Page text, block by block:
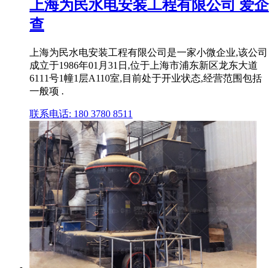
上海为民水电安装工程有限公司 爱企
查
上海为民水电安装工程有限公司是一家小微企业,该公司
成立于1986年01月31日,位于上海市浦东新区龙东大道
6111号1幢1层A110室,目前处于开业状态,经营范围包括
一般项 .
联系电话: 180 3780 8511